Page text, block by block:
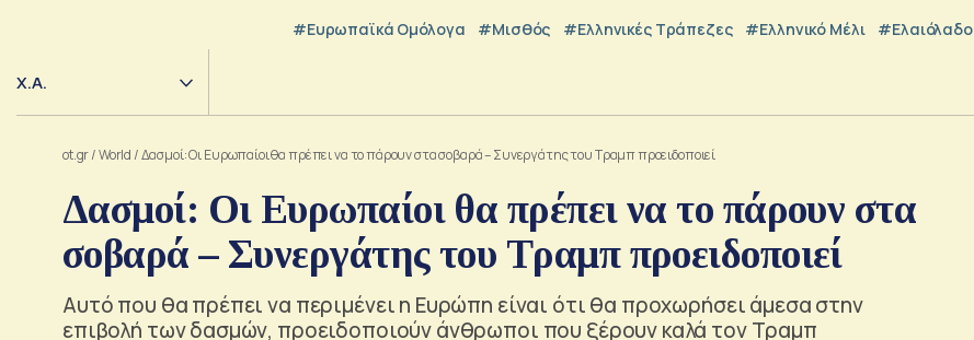
#Ευρωπαϊκά Ομόλογα #Μισθός #ελληνικές Τράπεζες #Ελληνικό Μέλι #Ελαιόλαδο
Χ.Α.
ot.gr/World /Δασμοί: Οι Ευρωπαίοι θα πρέπει να το πάρουν στα σοβαρά – Συνεργάτης του Τραμπ προειδοποιεί
Δασμοί: Οι Ευρωπαίοι θα πρέπει να το πάρουν στα
σοβαρά – Συνεργάτης του Τραμπ προειδοποιεί
Αυτό που θα πρέπει να περιμένει η Ευρώπη είναι ότι θα προχωρήσει άμεσα στην
επιβολή των δασμών, προειδοποιούν άνθρωποι που ξέρουν καλά τον Τραμπ